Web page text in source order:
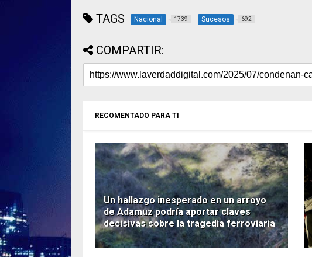
TAGS Nacional 1739 Sucesos 692
COMPARTIR:
RECOMENTADO PARA TI
Un hallazgo inesperado en un arroyo
de Adamuz podría aportar claves
decisivas sobre la tragedia ferroviaria